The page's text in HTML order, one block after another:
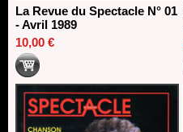
La Revue du Spectacle N° 01
- Avril 1989
10,00 €